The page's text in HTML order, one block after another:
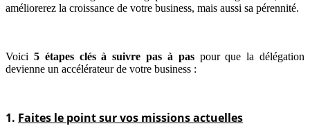
améliorerez la croissance de votre business, mais aussi sa pérennité.
Voici 5 étapes clés à suivre pas à paspour que la délégation
devienne un accélérateur de votre business :
1. Faites le point sur vos missions actuelles